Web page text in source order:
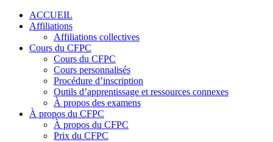
ACCUEIL
Affiliations
Affiliations collectives
Cours du CFPC
Cours du CFPC
Cours personnalisés
Procédure d’inscription
Outils d’apprentissage et ressources connexes
À propos des examens
À propos du CFPC
À propos du CFPC
Prix du CFPC